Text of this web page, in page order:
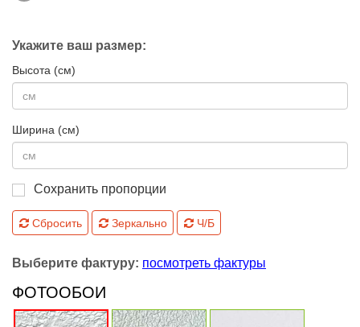
Укажите ваш размер:
Высота (см)
Ширина (см)
Сохранить пропорции
Сбросить Зеркально Ч/Б
Выберите фактуру: посмотреть фактуры
ФОТООБОИ